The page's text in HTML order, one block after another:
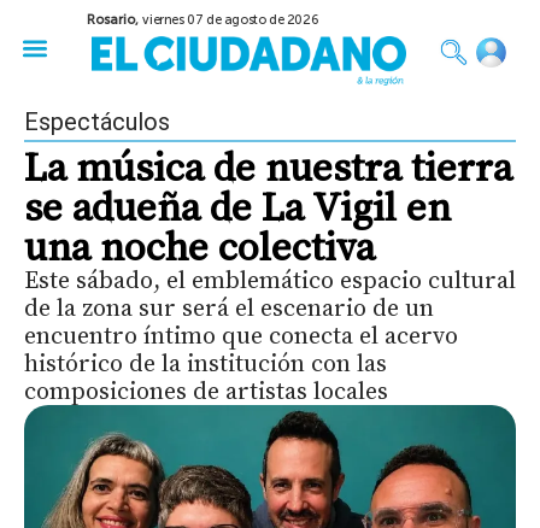
Rosario,viernes 07 de agosto de 2026
Espectáculos
La música de nuestra tierra
se adueña de La Vigil en
una noche colectiva
Este sábado, el emblemático espacio cultural
de la zona sur será el escenario de un
encuentro íntimo que conecta el acervo
histórico de la institución con las
composiciones de artistas locales